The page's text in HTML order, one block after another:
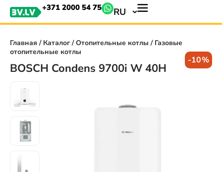
+371 2000 54 75 RU
Главная / Каталог/Отопительные котлы / Газовые
отопительные котлы
BOSCH Condens 9700i W 40H
-10%